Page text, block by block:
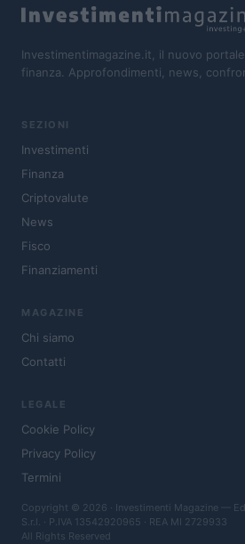
Investimentimagazine.it, il nuovo
finanza. Approfondimenti, news,
SEZIONI
Investimenti
Finanza
Criptovalute
News
Fisco
Finanziamenti
MAGAZINE
Chi siamo
Contatti
LEGALE
Cookie Policy
Privacy Policy
Termini
Copyright © 2026 · Investimenti Magazine —
S.r.l. · P.IVA 13542920965 · REA MI 2729933
All Rights Reserved